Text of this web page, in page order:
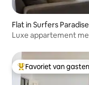
Flat in Surfers Paradise
Luxe appartement
Topfavoriet van
Favoriet van gasten